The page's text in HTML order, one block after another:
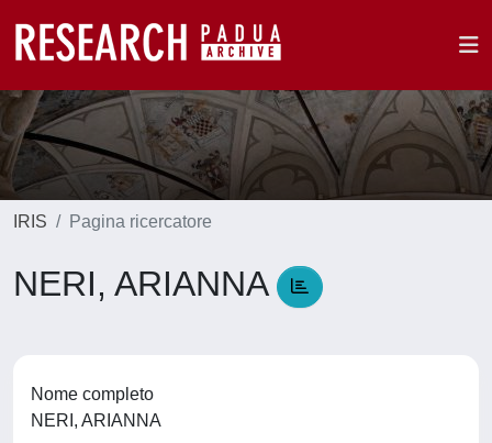
IRIS Pagina ricercatore
NERI, ARIANNA
Nome completo
NERI, ARIANNA